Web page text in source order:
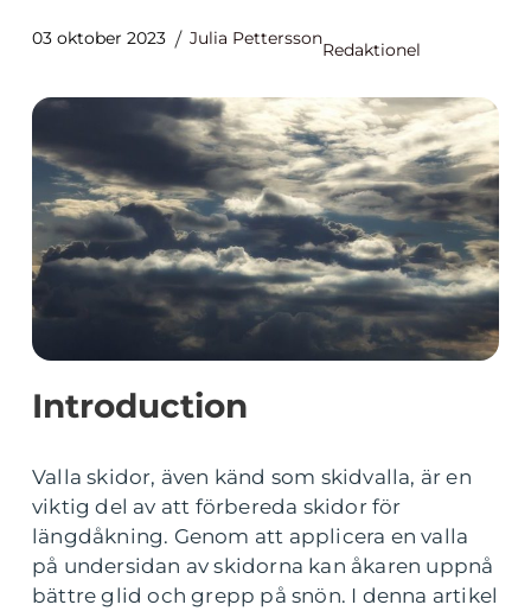
03 oktober 2023 Julia Pettersson
Redaktionel
Introduction
Valla skidor, även känd som skidvalla, är en
viktig del av att förbereda skidor för
längdåkning. Genom att applicera en valla
på undersidan av skidorna kan åkaren uppnå
bättre glid och grepp på snön. I denna artikel